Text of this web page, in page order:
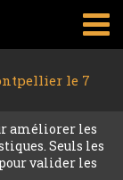
le 7
améliorer les
Seuls les
valider les